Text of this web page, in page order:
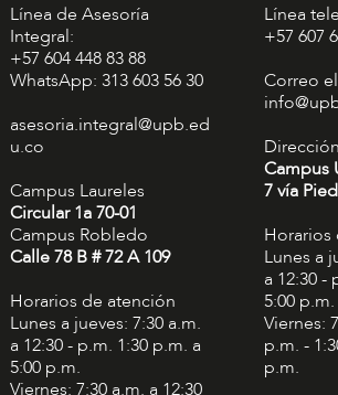
Línea de Asesoría
Integral:
+57 604 448 83 88
WhatsApp: 313 603 56 30
asesoria.integral@upb.ed
u.co
Campus Laureles
Circular 1a 70-01
Campus Robledo
Calle 78 B # 72 A 109
Horarios de atención
Lunes a jueves: 7:30 a.m.
a 12:30 - p.m. 1:30 p.m. a
5:00 p.m.
Viernes: 7:30 a.m. a 12:30
Línea
+57 607
Correo
Dirección
Campus
7 vía
Horarios
Lunes a
a 12:30 -
5:00 p.m.
Viernes:
p.m. -
p.m.